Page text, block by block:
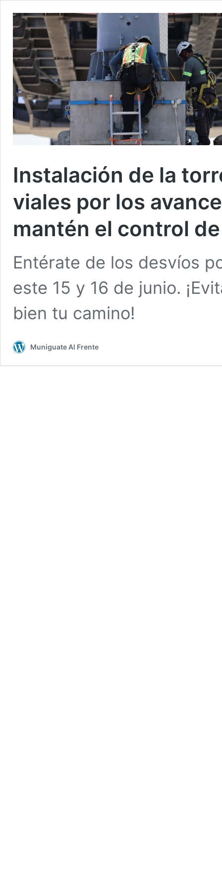
Instalación de la
viales por los
mantén el control
Entérate de los desvíos
este 15 y 16 de junio.
bien tu camino!
Muniguate Al Frente